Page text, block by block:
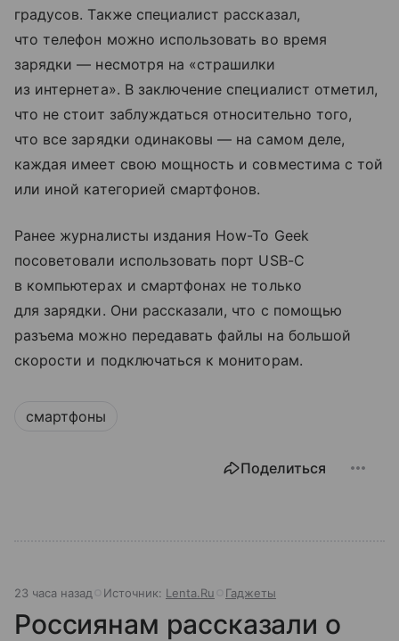
градусов. Также специалист рассказал,
что телефон можно использовать во время
зарядки — несмотря на «страшилки
из интернета». В заключение специалист отметил,
что не стоит заблуждаться относительно того,
что все зарядки одинаковы — на самом деле,
каждая имеет свою мощность и совместима с той
или иной категорией смартфонов.
Ранее журналисты издания How-To Geek
посоветовали использовать порт USB-C
в компьютерах и смартфонах не только
для зарядки. Они рассказали, что с помощью
разъема можно передавать файлы на большой
скорости и подключаться к мониторам.
смартфоны
Поделиться
23 часа назад Источник: Lenta.Ru Гаджеты
Россиянам рассказали о